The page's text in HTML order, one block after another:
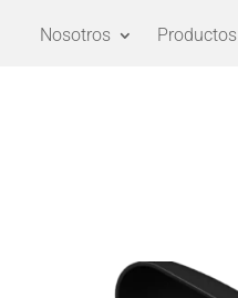
Nosotros Productos